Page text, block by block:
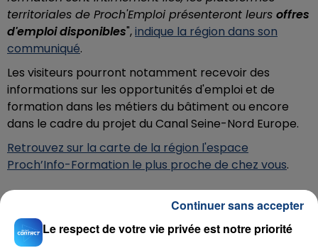
territoriales de Proch'Emploi présenteront leurs offres
d'emploi disponibles",indique la région dans son
communiqué.
Les visiteurs pourront notamment recevoir des
informations sur les opportunités d'emploi et de
formation dans les métiers du bâtiment ou encore
dans le cadre du projet du Canal Seine-Nord Europe.
Retrouvez sur la carte de la région l'espace
Proch’Info-Formation le plus proche de chez vous.
RADIO CONTACT
Le respect de votre vie privée est notre priorité
Continuer sans accepter